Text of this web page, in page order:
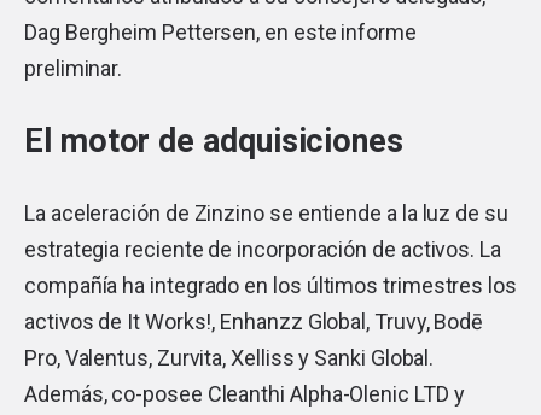
Dag Bergheim Pettersen, en este informe
preliminar.
El motor de adquisiciones
La aceleración de Zinzino se entiende a la luz de su
estrategia reciente de incorporación de activos. La
compañía ha integrado en los últimos trimestres los
activos de It Works!, Enhanzz Global, Truvy, Bodē
Pro, Valentus, Zurvita, Xelliss y Sanki Global.
Además, co-posee Cleanthi Alpha-Olenic LTD y